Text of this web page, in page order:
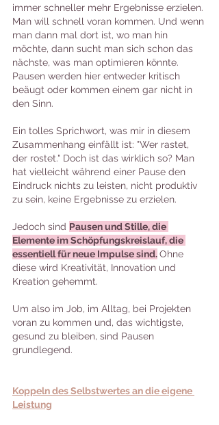
immer schneller mehr Ergebnisse erzielen.
Man will schnell voran kommen. Und wenn
man dann mal dort ist, wo man hin
möchte, dann sucht man sich schon das
nächste, was man optimieren könnte.
Pausen werden hier entweder kritisch
beäugt oder kommen einem gar nicht in
den Sinn.
Ein tolles Sprichwort, was mir in diesem
Zusammenhang einfällt ist: "Wer rastet,
der rostet." Doch ist das wirklich so? Man
hat vielleicht während einer Pause den
Eindruck nichts zu leisten, nicht produktiv
zu sein, keine Ergebnisse zu erzielen.
Jedoch sind Pausen und Stille, die
Elemente im Schöpfungskreislauf, die
essentiell für neue Impulse sind.Ohne
diese wird Kreativität, Innovation und
Kreation gehemmt.
Um also im Job, im Alltag, bei Projekten
voran zu kommen und, das wichtigste,
gesund zu bleiben, sind Pausen
grundlegend.
Koppeln des Selbstwertes an die eigene
Leistung